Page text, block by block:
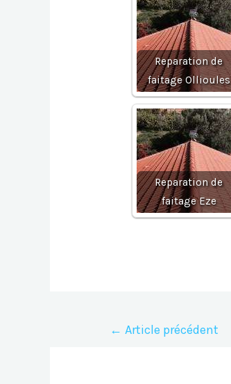
Reparation de
faitage Ollioules
Reparation de
faitage Eze
Navigation
← Article précédent